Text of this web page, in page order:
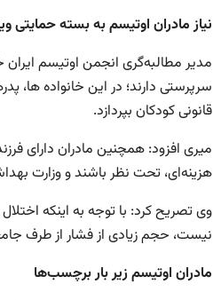
نیاز مادران اوتیسم به بسته حمایتی
مدیر مطالبه‌گری انجمن اوتیسم
سرپرستی دارند؛ در این خانواده ها،
قانونی کودکان بپردازد.
میری افزود: همچنین مادران دارای
هزینه‌ای، تحت نظر باشند و وزارت
وی تصریح کرد: با توجه به اینکه
نیست، حجم زیادی از فشار از طرف
مادران اوتیسم زیر بار برچسب‌ها